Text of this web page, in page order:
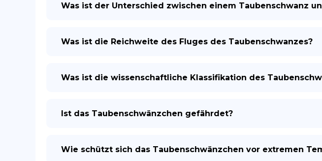
Was ist der Unterschied zwischen einem Taubenschwanz
Was ist die Reichweite des Fluges des Taubenschwanzes?
Was ist die wissenschaftliche Klassifikation des
Ist das Taubenschwänzchen gefährdet?
Wie schützt sich das Taubenschwänzchen vor extremen